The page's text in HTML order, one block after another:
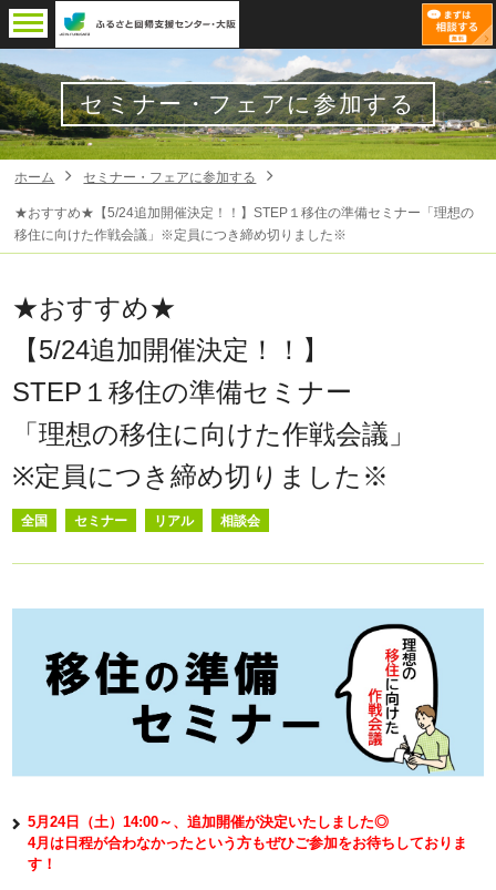
セミナー・フェアに参加する
ホーム セミナー・フェアに参加する
★おすすめ★【5/24追加開催決定！！】STEP１移住の準備セミナー「理想の
移住に向けた作戦会議」※定員につき締め切りました※
★おすすめ★
【5/24追加開催決定！！】
STEP１移住の準備セミナー
「理想の移住に向けた作戦会議」
※定員につき締め切りました※
全国 セミナー リアル 相談会
5月24日（土）14:00～、追加開催が決定いたしました◎
4月は日程が合わなかったという方もぜひご参加をお待ちしておりま
す！